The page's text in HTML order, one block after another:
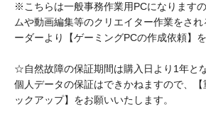
※こちらは一般事務作業用PCになります
ムや動画編集等のクリエイター作業をさ
ーダーより【ゲーミングPCの作成依頼】
☆自然故障の保証期間は購入日より1年と
個人データの保証はできかねますので、
ックアップ】をお願いいたします。